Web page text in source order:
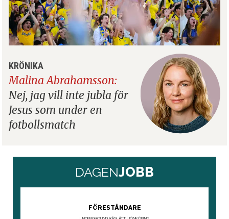
KRÖNIKA
Malina Abrahamsson:
Nej, jag vill inte jubla för
Jesus som under en
fotbollsmatch